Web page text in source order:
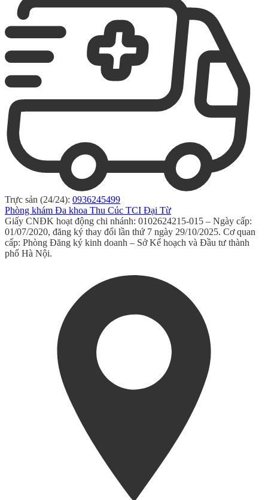
Trực sản (24/24): 0936245499
Phòng khám Đa khoa Thu Cúc TCI Đại Từ
Giấy CNĐK hoạt động chi nhánh: 0102624215-015 – Ngày cấp:
01/07/2020, đăng ký thay đổi lần thứ 7 ngày 29/10/2025. Cơ quan
cấp: Phòng Đăng ký kinh doanh – Sở Kế hoạch và Đầu tư thành
phố Hà Nội.